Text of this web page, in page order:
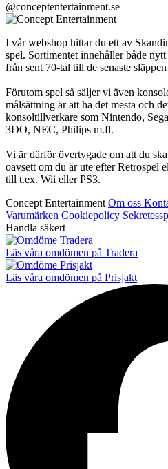
@conceptentertainment.se
I vår webshop hittar du ett av
spel. Sortimentet innehåller både
från sent 70-tal till de senaste
Förutom spel så säljer vi även
målsättning är att ha det mesta och
konsoltillverkare som Nintendo,
3DO, NEC, Philips m.fl.
Vi är därför övertygade om att du
oavsett om du är ute efter Retrospel
till t.ex. Wii eller PS3.
Concept Entertainment Om oss
Varumärken Cookiepolicy
Handla säkert
Läs våra omdömen på Tradera
Läs våra omdömen på Prisjakt